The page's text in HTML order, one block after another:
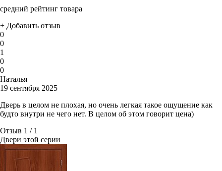
средний рейтинг товара
+ Добавить отзыв
0
0
1
0
0
Наталья
19 сентября 2025
Дверь в целом не плохая, но очень легкая такое ощущение как
будто внутри не чего нет. В целом об этом говорит цена)
Отзыв 1 / 1
Двери этой серии